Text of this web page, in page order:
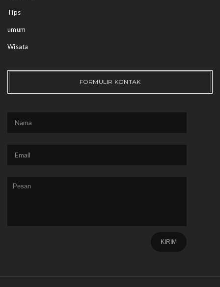
Tips
umum
Wisata
FORMULIR KONTAK